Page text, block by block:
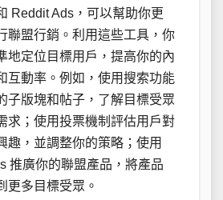
Reddit Ads，可以幫助你更
聯盟行銷。利用這些工具，你
地定位目標用戶，提高你的內
互動率。例如，使用搜索功能
子版塊和帖子，了解目標受眾
求；使用投票機制評估用戶對
趣，並調整你的策略；使用
推廣你的聯盟產品，將產品
更多目標受眾。